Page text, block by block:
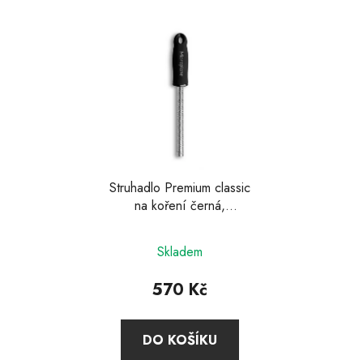
Struhadlo Premium classic
na koření černá,
hodnocení
produktu
4,7
z
Skladem
570 Kč
DO KOŠÍKU